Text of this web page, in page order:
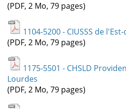
(PDF, 2 Mo, 79 pages)
1104-5200 - CIUSSS de
(PDF, 2 Mo, 79 pages)
1175-5501 - CHSLD
Lourdes
(PDF, 2 Mo, 79 pages)